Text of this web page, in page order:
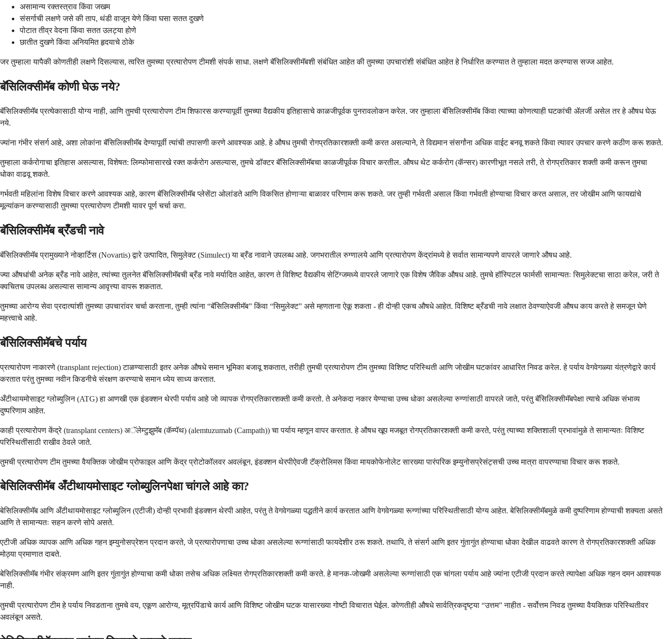
असामान्य रक्तस्त्राव किंवा जखम
संसर्गाची लक्षणे जसे की ताप, थंडी वाजून येणे किंवा घसा सतत दुखणे
पोटात तीव्र वेदना किंवा सतत उलट्या होणे
छातीत दुखणे किंवा अनियमित हृदयाचे ठोके
जर तुम्हाला यापैकी कोणतीही लक्षणे दिसल्यास, त्वरित तुमच्या प्रत्यारोपण टीमशी संपर्क साधा. लक्षणे बॅसिलिक्सीमॅबशी संबंधित आहेत की तुमच्या उपचारांशी संबंधित आहेत हे निर्धारित करण्यात ते तुम्हाला मदत करण्यास सज्ज आहेत.
बॅसिलिक्सीमॅब कोणी घेऊ नये?
बॅसिलिक्सीमॅब प्रत्येकासाठी योग्य नाही, आणि तुमची प्रत्यारोपण टीम शिफारस करण्यापूर्वी तुमच्या वैद्यकीय इतिहासाचे काळजीपूर्वक पुनरावलोकन करेल. जर तुम्हाला बॅसिलिक्सीमॅब किंवा त्याच्या कोणत्याही घटकांची ॲलर्जी असेल तर हे औषध घेऊ
नये.
ज्यांना गंभीर संसर्ग आहे, अशा लोकांना बॅसिलिक्सीमॅब देण्यापूर्वी त्यांची तपासणी करणे आवश्यक आहे. हे औषध तुमची रोगप्रतिकारशक्ती कमी करत असल्याने, ते विद्यमान संसर्गांना अधिक वाईट बनवू शकते किंवा त्यावर उपचार करणे कठीण करू शकते.
तुम्हाला कर्करोगाचा इतिहास असल्यास, विशेषत: लिम्फोमासारखे रक्त कर्करोग असल्यास, तुमचे डॉक्टर बॅसिलिक्सीमॅबचा काळजीपूर्वक विचार करतील. औषध थेट कर्करोग (कॅन्सर) कारणीभूत नसले तरी, ते रोगप्रतिकार शक्ती कमी करून तुमचा
धोका वाढवू शकते.
गर्भवती महिलांना विशेष विचार करणे आवश्यक आहे, कारण बॅसिलिक्सीमॅब प्लेसेंटा ओलांडते आणि विकसित होणाऱ्या बाळावर परिणाम करू शकते. जर तुम्ही गर्भवती असाल किंवा गर्भवती होण्याचा विचार करत असाल, तर जोखीम आणि फायद्यांचे
मूल्यांकन करण्यासाठी तुमच्या प्रत्यारोपण टीमशी यावर पूर्ण चर्चा करा.
बॅसिलिक्सीमॅब ब्रँडची नावे
बॅसिलिक्सीमॅब प्रामुख्याने नोव्हार्टिस (Novartis) द्वारे उत्पादित, सिमुलेक्ट (Simulect) या ब्रँड नावाने उपलब्ध आहे. जगभरातील रुग्णालये आणि प्रत्यारोपण केंद्रांमध्ये हे सर्वात सामान्यपणे वापरले जाणारे औषध आहे.
ज्या औषधांची अनेक ब्रँड नावे आहेत, त्यांच्या तुलनेत बॅसिलिक्सीमॅबची ब्रँड नावे मर्यादित आहेत, कारण ते विशिष्ट वैद्यकीय सेटिंग्जमध्ये वापरले जाणारे एक विशेष जैविक औषध आहे. तुमचे हॉस्पिटल फार्मसी सामान्यतः सिमुलेक्टचा साठा करेल, जरी ते
क्वचितच उपलब्ध असल्यास सामान्य आवृत्त्या वापरू शकतात.
तुमच्या आरोग्य सेवा प्रदात्यांशी तुमच्या उपचारांवर चर्चा करताना, तुम्ही त्यांना “बॅसिलिक्सीमॅब” किंवा “सिमुलेक्ट” असे म्हणताना ऐकू शकता - ही दोन्ही एकच औषधे आहेत. विशिष्ट ब्रँडची नावे लक्षात ठेवण्याऐवजी औषध काय करते हे समजून घेणे
महत्त्वाचे आहे.
बॅसिलिक्सीमॅबचे पर्याय
प्रत्यारोपण नाकारणे (transplant rejection) टाळण्यासाठी इतर अनेक औषधे समान भूमिका बजावू शकतात, तरीही तुमची प्रत्यारोपण टीम तुमच्या विशिष्ट परिस्थिती आणि जोखीम घटकांवर आधारित निवड करेल. हे पर्याय वेगवेगळ्या यंत्रणेद्वारे कार्य
करतात परंतु तुमच्या नवीन किडनीचे संरक्षण करण्याचे समान ध्येय साध्य करतात.
अँटीथायमोसाइट ग्लोब्युलिन (ATG) हा आणखी एक इंडक्शन थेरपी पर्याय आहे जो व्यापक रोगप्रतिकारशक्ती कमी करतो. ते अनेकदा नकार येण्याचा उच्च धोका असलेल्या रुग्णांसाठी वापरले जाते, परंतु बॅसिलिक्सीमॅबपेक्षा त्याचे अधिक संभाव्य
दुष्परिणाम आहेत.
काही प्रत्यारोपण केंद्रे (transplant centers) अॅलेम्टुझुमॅब (कॅम्पॅथ) (alemtuzumab (Campath)) चा पर्याय म्हणून वापर करतात. हे औषध खूप मजबूत रोगप्रतिकारशक्ती कमी करते, परंतु त्याच्या शक्तिशाली प्रभावांमुळे ते सामान्यतः विशिष्ट
परिस्थितींसाठी राखीव ठेवले जाते.
तुमची प्रत्यारोपण टीम तुमच्या वैयक्तिक जोखीम प्रोफाइल आणि केंद्र प्रोटोकॉलवर अवलंबून, इंडक्शन थेरपीऐवजी टॅक्रोलिमस किंवा मायकोफेनोलेट सारख्या पारंपरिक इम्युनोसप्रेसंट्सची उच्च मात्रा वापरण्याचा विचार करू शकते.
बेसिलिक्सीमॅब अँटीथायमोसाइट ग्लोब्युलिनपेक्षा चांगले आहे का?
बेसिलिक्सीमॅब आणि अँटीथायमोसाइट ग्लोब्युलिन (एटीजी) दोन्ही प्रभावी इंडक्शन थेरपी आहेत, परंतु ते वेगवेगळ्या पद्धतीने कार्य करतात आणि वेगवेगळ्या रूग्णांच्या परिस्थितीसाठी योग्य आहेत. बेसिलिक्सीमॅबमुळे कमी दुष्परिणाम होण्याची शक्यता असते
आणि ते सामान्यतः सहन करणे सोपे असते.
एटीजी अधिक व्यापक आणि अधिक गहन इम्युनोसप्रेशन प्रदान करते, जे प्रत्यारोपणाचा उच्च धोका असलेल्या रूग्णांसाठी फायदेशीर ठरू शकते. तथापि, ते संसर्ग आणि इतर गुंतागुंत होण्याचा धोका देखील वाढवते कारण ते रोगप्रतिकारशक्ती अधिक
मोठ्या प्रमाणात दाबते.
बेसिलिक्सीमॅब गंभीर संक्रमण आणि इतर गुंतागुंत होण्याचा कमी धोका तसेच अधिक लक्ष्यित रोगप्रतिकारशक्ती कमी करते. हे मानक-जोखमी असलेल्या रूग्णांसाठी एक चांगला पर्याय आहे ज्यांना एटीजी प्रदान करते त्यापेक्षा अधिक गहन दमन आवश्यक
नाही.
तुमची प्रत्यारोपण टीम हे पर्याय निवडताना तुमचे वय, एकूण आरोग्य, मूत्रपिंडाचे कार्य आणि विशिष्ट जोखीम घटक यासारख्या गोष्टी विचारात घेईल. कोणतीही औषधे सार्वत्रिकदृष्ट्या “उत्तम” नाहीत - सर्वोत्तम निवड तुमच्या वैयक्तिक परिस्थितीवर
अवलंबून असते.